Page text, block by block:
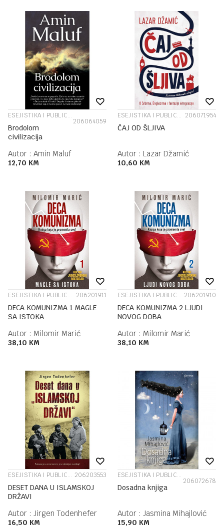
ESEJISTIKA I PUBLICISTIKA
206064059
Brodolom
civilizacija
Autor : Amin Maluf
12,70 KM
ESEJISTIKA I PUBLICISTIKA 206071954
ČAJ OD ŠLJIVA
Autor : Lazar Džamić
10,60 KM
ESEJISTIKA I PUBLICISTIKA 206201911
DECA KOMUNIZMA 1 MAGLE
SA ISTOKA
Autor : Milomir Marić
38,10 KM
ESEJISTIKA I PUBLICISTIKA 206201910
DECA KOMUNIZMA 2 LJUDI
NOVOG DOBA
Autor : Milomir Marić
38,10 KM
ESEJISTIKA I PUBLICISTIKA 206203553
DESET DANA U ISLAMSKOJ
DRŽAVI
Autor : Jirgen Todenhefer
16,50 KM
ESEJISTIKA I PUBLICISTIKA
206072678
Dosadna knjiga
Autor : Jasmina Mihajlović
15,90 KM